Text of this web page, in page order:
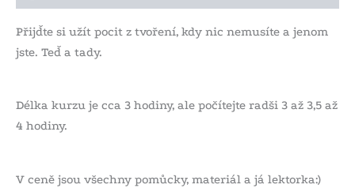
Přijďte si užít pocit z tvoření, kdy nic nemusíte a jenom
jste. Teď a tady.
Délka kurzu je cca 3 hodiny, ale počítejte radši 3 až 3,5 až
4 hodiny.
V ceně jsou všechny pomůcky, materiál a já lektorka:)